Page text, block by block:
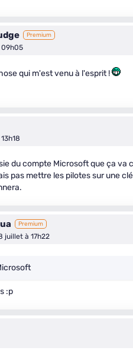
Premium
09h05
qui m'est venu à l'esprit !
du compte Microsoft que ça va
pas mettre les pilotes sur une
Premium
juillet à 17h22
:p